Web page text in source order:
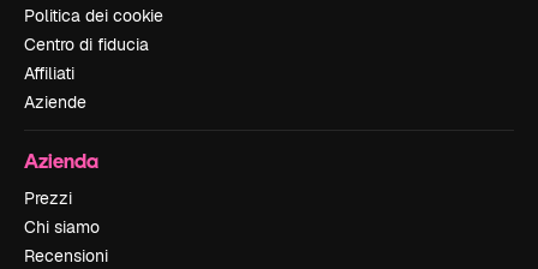
Politica dei cookie
Centro di fiducia
Affiliati
Aziende
Azienda
Prezzi
Chi siamo
Recensioni